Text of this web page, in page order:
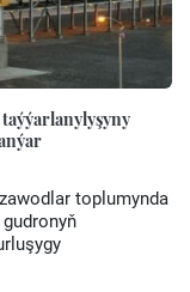
toplumynda